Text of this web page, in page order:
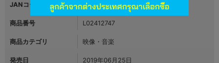
JANコード 4562390697261
商品番号 L02412747
商品カテゴリ 映像・音楽
発売日 2019年06月25日